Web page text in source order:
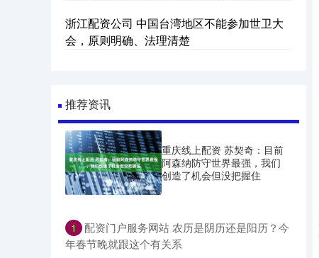
浙江配资公司 中国台湾地区不能参加世卫大
会，原则明确、法理清楚
推荐资讯
重庆线上配资 苏契奇：目前
阿森纳防守世界最强，我们
创造了机会但没把握住
1
​配资门户服务网站 农历是阴历还是阳历？今
年春节晚就跟这个有关系